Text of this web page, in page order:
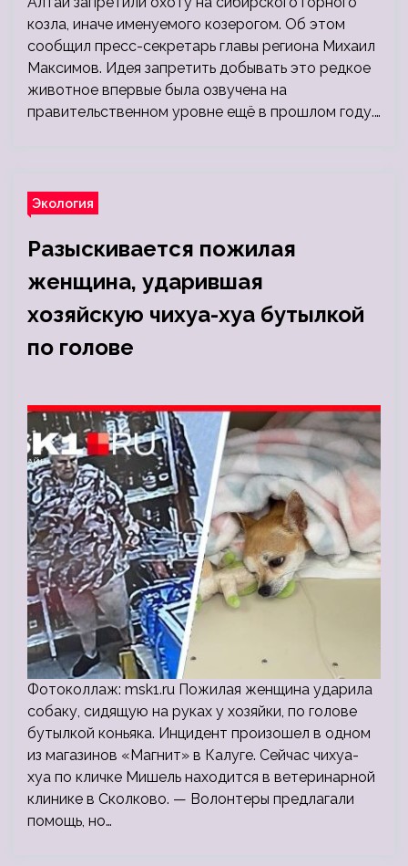
козла, иначе именуемого козерогом. Об этом
сообщил пресс-секретарь главы региона Михаил
Максимов. Идея запретить добывать это редкое
животное впервые была озвучена на
правительственном уровне ещё в прошлом году.…
Экология
Разыскивается пожилая
женщина, ударившая
хозяйскую чихуа-хуа бутылкой
по голове
Фотоколлаж: msk1.ru Пожилая женщина ударила
собаку, сидящую на руках у хозяйки, по голове
бутылкой коньяка. Инцидент произошел в одном
из магазинов «Магнит» в Калуге. Сейчас чихуа-
хуа по кличке Мишель находится в ветеринарной
клинике в Сколково. — Волонтеры предлагали
помощь, но…